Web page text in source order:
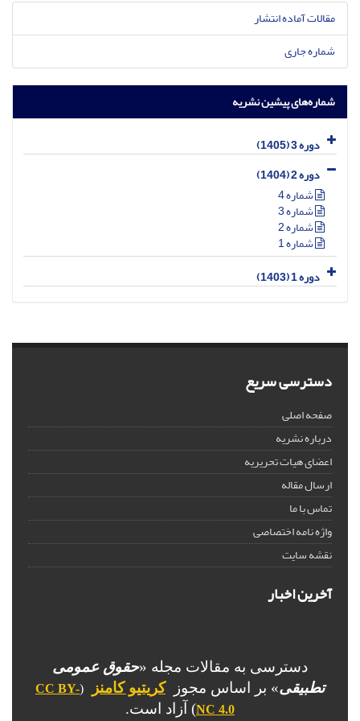
مقالات آماده انتشار
شماره جاری
شماره‌های پیشین نشریه
دوره 3 (1405)
دوره 2 (1404)
شماره 4
شماره 3
شماره 2
شماره 1
دوره 1 (1403)
دسترسی سریع
صفحه اصلی
درباره نشریه
اعضای هیات تحریریه
ارسال مقاله
تماس با ما
واژه نامه اختصاصی
نقشه سایت
آخرین اخبار
دسترسی به مقالات مجله «حقوق عمومی
تطبیقی» بر اساس مجوزکریتیو کامنز (
CC BY-
NC 4.0) آزاد است.